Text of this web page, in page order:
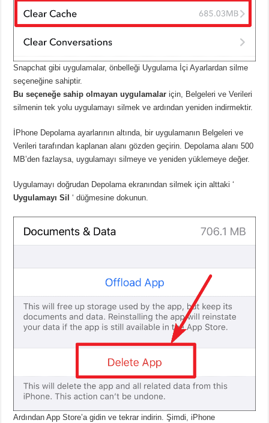
Snapchat gibi uygulamalar, önbelleği Uygulama İçi Ayarlardan silme
seçeneğine sahiptir.
Bu seçeneğe sahip olmayan uygulamalar için, Belgeleri ve Verileri
silmenin tek yolu uygulamayı silmek ve ardından yeniden indirmektir.
İPhone Depolama ayarlarının altında, bir uygulamanın Belgeleri ve
Verileri tarafından kaplanan alanı gözden geçirin. Depolama alanı 500
MB’den fazlaysa, uygulamayı silmeye ve yeniden yüklemeye değer.
Uygulamayı doğrudan Depolama ekranından silmek için alttaki ‘
Uygulamayı Sil ‘ düğmesine dokunun.
Ardından App Store’a gidin ve tekrar indirin. Şimdi, iPhone